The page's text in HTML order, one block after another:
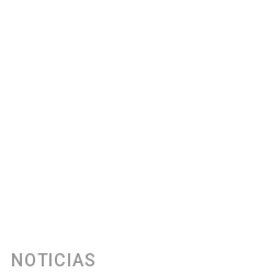
NOTICIAS